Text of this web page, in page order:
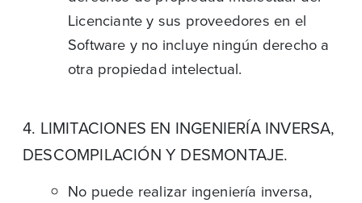
Licenciante y sus proveedores en el
Software y no incluye ningún derecho a
otra propiedad intelectual.
4. LIMITACIONES EN INGENIERÍA INVERSA,
DESCOMPILACIÓN Y DESMONTAJE.
No puede realizar ingeniería inversa,